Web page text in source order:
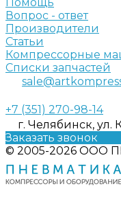
Вопрос - ответ
Производители
Статьи
Компрессорные
Списки запчастей
+7 (351) 270-98-14
г. Челябинск, ул.
Заказать звонок
© 2005-2026 ООО